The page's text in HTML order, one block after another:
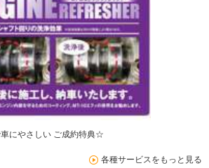
にやさしい ご成約特典☆
各種サービスをもっと見る